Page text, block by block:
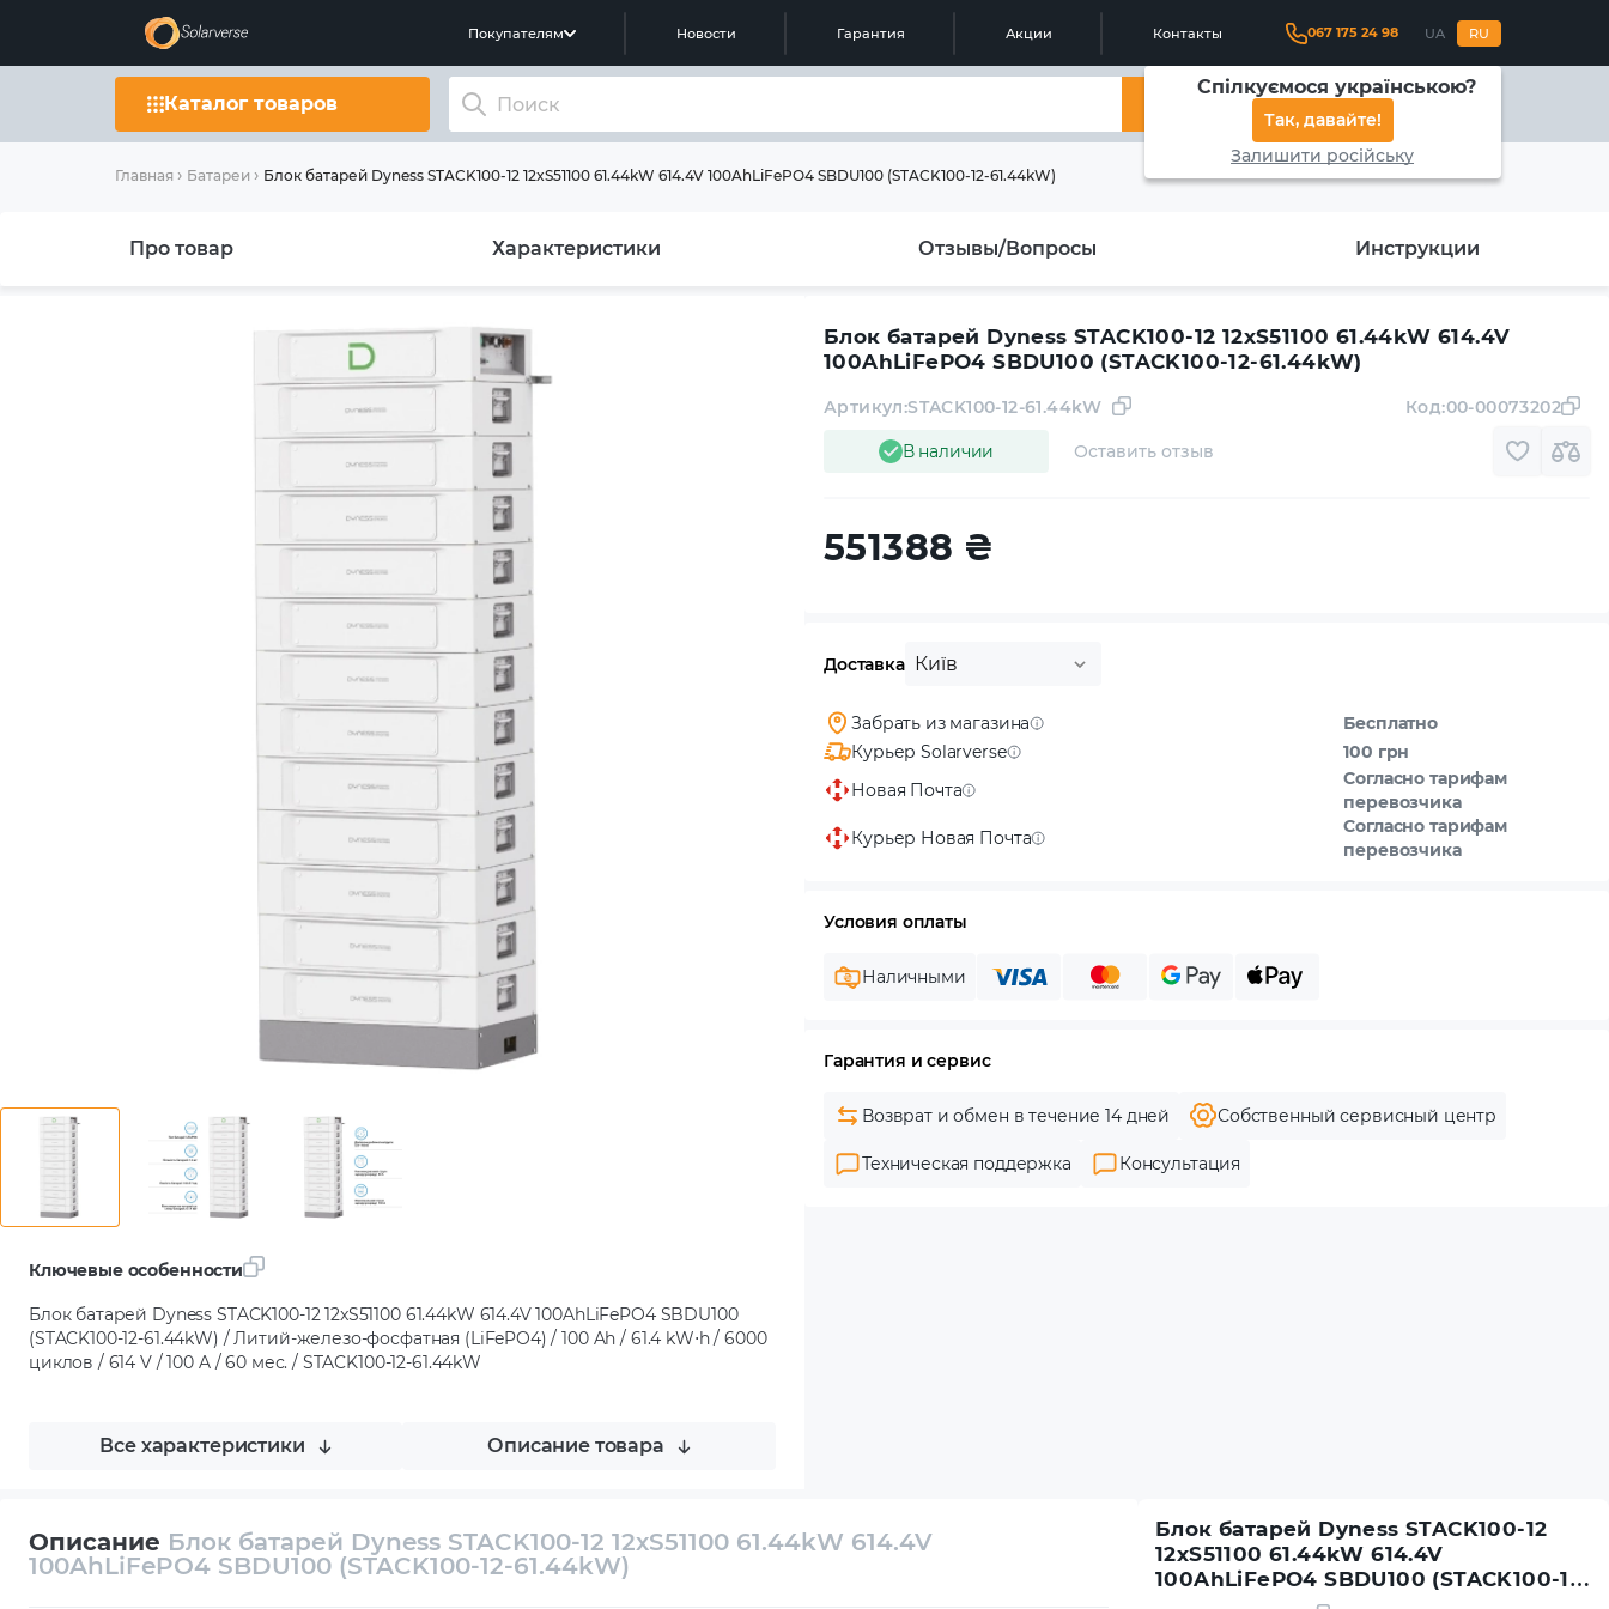
Покупателям Новости Гарантия Акции Контакты 067 175 24 98 UA RU
Спілкуємося українською?
Так, давайте!
Залишити російську
Каталог товаров
Главная Батареи Блок батарей Dyness STACK100-12 12xS51100 61.44kW 614.4V 100AhLiFePO4 SBDU100 (STACK100-12-61.44kW)
Про товар Характеристики Отзывы/Вопросы Инструкции
Ключевые особенности
Блок батарей Dyness STACK100-12 12xS51100 61.44kW 614.4V 100AhLiFePO4 SBDU100
(STACK100-12-61.44kW) / Литий-железо-фосфатная (LiFePO4) / 100 Ah / 61.4 kW⋅h / 6000
циклов / 614 V / 100 A / 60 мес. / STACK100-12-61.44kW
Все характеристики Описание товара
Блок батарей Dyness STACK100-12 12xS51100 61.44kW 614.4V
100AhLiFePO4 SBDU100 (STACK100-12-61.44kW)
В наличии
Артикул:STACK100-12-61.44kW
Оставить отзыв
Код:00-00073202
551388 ₴
Доставка Київ
Забрать из магазина
Бесплатно
Курьер Solarverse
100 грн
Новая Почта
Согласно тарифам
перевозчика
Курьер Новая Почта
Согласно тарифам
перевозчика
Условия оплаты
Наличными
Гарантия и сервис
Возврат и обмен в течение 14 дней Собственный сервисный центр
Техническая поддержка Консультация
Описание Блок батарей Dyness STACK100-12 12xS51100 61.44kW 614.4V
100AhLiFePO4 SBDU100 (STACK100-12-61.44kW)
Блок батарей Dyness STACK100-12
12xS51100 61.44kW 614.4V
100AhLiFePO4 SBDU100 (STACK100-12-
61.44kW)